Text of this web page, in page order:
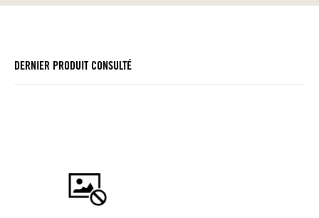
DERNIER PRODUIT CONSULTÉ